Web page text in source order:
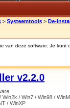
> Systeemtools > De-
van deze software. Je kunt
v2.2.0
Win2k / Win7 / Win98 /
/ WinXP